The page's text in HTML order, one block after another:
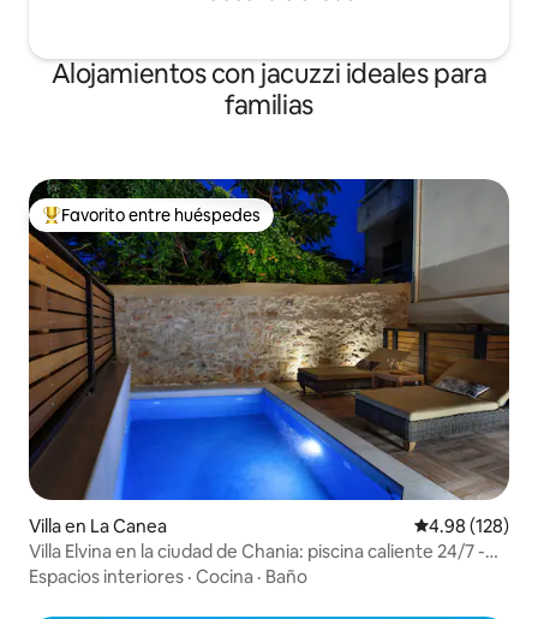
Alojamientos con jacuzzi ideales para
familias
De los mejores en Favorito entre huéspedes
Favorito entre huéspedes
Villa en La Canea Calificación
4.98 (128)
Villa Elvina en la ciudad de Chania: piscina caliente 24/7 -
jacuzzi
Espacios interiores · Cocina · Baño